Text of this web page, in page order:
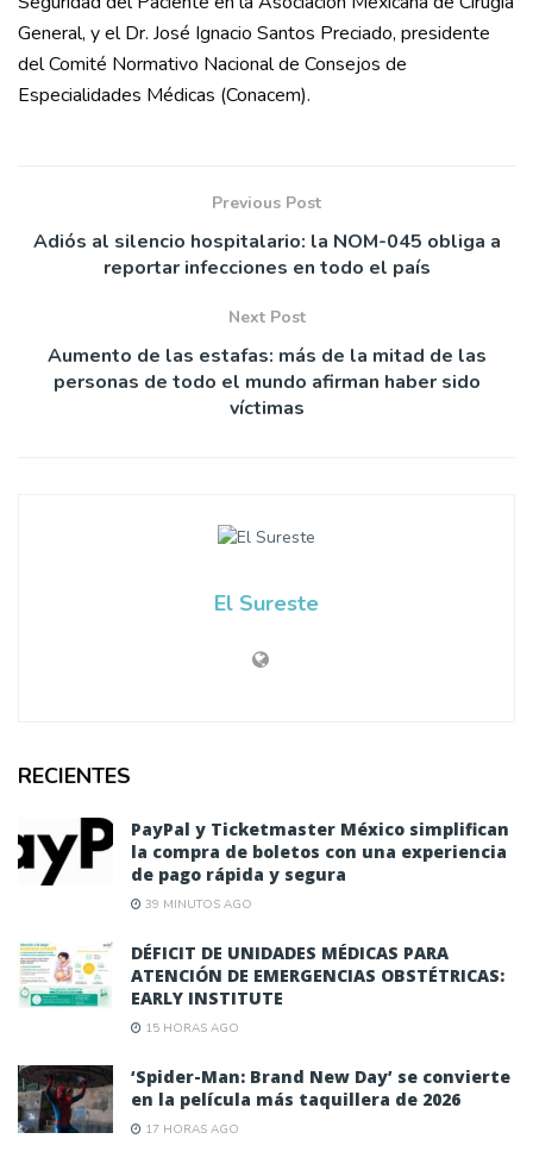
General, y el Dr. José Ignacio Santos Preciado, presidente
del Comité Normativo Nacional de Consejos de
Especialidades Médicas (Conacem).
Previous Post
Adiós al silencio hospitalario: la NOM-045 obliga a
reportar infecciones en todo el país
Next Post
Aumento de las estafas: más de la mitad de las
personas de todo el mundo afirman haber sido
víctimas
El Sureste
RECIENTES
PayPal y Ticketmaster México simplifican
la compra de boletos con una experiencia
de pago rápida y segura
39 MINUTOS AGO
DÉFICIT DE UNIDADES MÉDICAS PARA
ATENCIÓN DE EMERGENCIAS OBSTÉTRICAS:
EARLY INSTITUTE
15 HORAS AGO
‘Spider-Man: Brand New Day’ se convierte
en la película más taquillera de 2026
17 HORAS AGO